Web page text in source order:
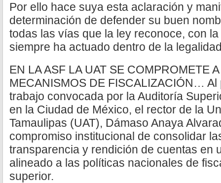
Por ello hace suya esta aclaración y
determinación de defender su buen
todas las vías que la ley reconoce, con
siempre ha actuado dentro de la
EN LA ASF LA UAT SE COMPROMETE
MECANISMOS DE FISCALIZACIÓN…
trabajo convocada por la Auditoría
en la Ciudad de México, el rector de la
Tamaulipas (UAT), Dámaso Anaya
compromiso institucional de consolidar
transparencia y rendición de cuentas en
alineado a las políticas nacionales de
superior.